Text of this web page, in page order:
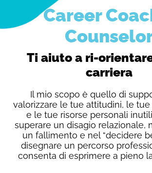
Career
Ti aiuto a ri-
carriera
Il mio scopo è quello di
valorizzare le tue attitudini, le
e le tue risorse personali
superare un disagio relazionale,
un fallimento e nel “decidere
disegnare un percorso
consenta di esprimere a pieno